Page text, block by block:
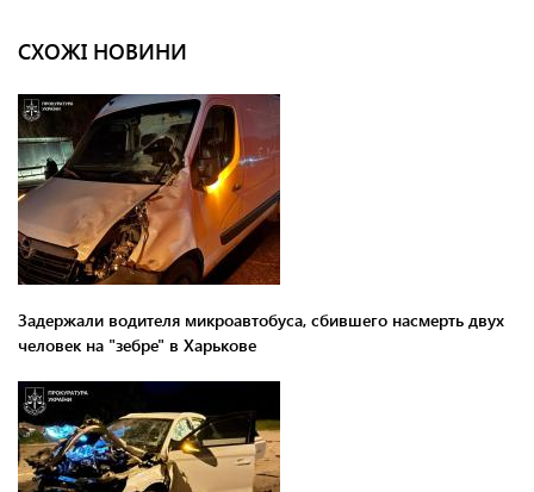
СХОЖІ НОВИНИ
Задержали водителя микроавтобуса, сбившего насмерть двух
человек на "зебре" в Харькове